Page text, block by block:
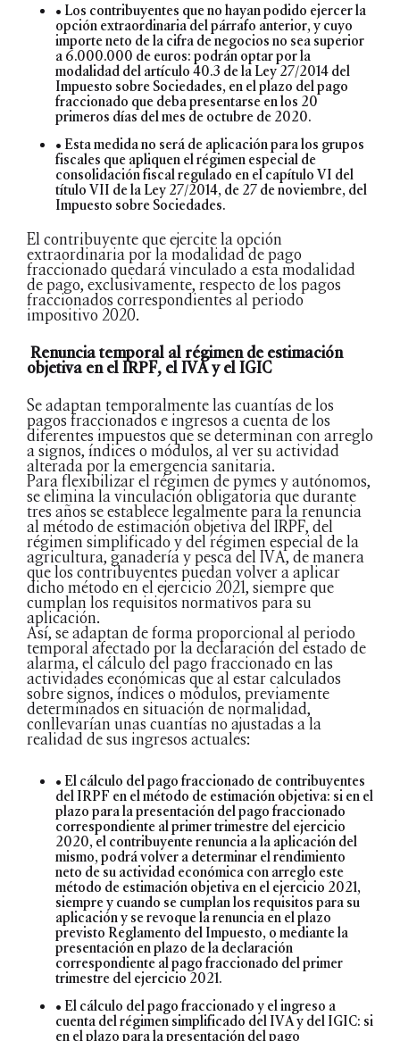
• Los contribuyentes que no hayan podido ejercer la
opción extraordinaria del párrafo anterior, y cuyo
importe neto de la cifra de negocios no sea superior
a 6.000.000 de euros: podrán optar por la
modalidad del artículo 40.3 de la Ley 27/2014 del
Impuesto sobre Sociedades, en el plazo del pago
fraccionado que deba presentarse en los 20
primeros días del mes de octubre de 2020.
• Esta medida no será de aplicación para los grupos
fiscales que apliquen el régimen especial de
consolidación fiscal regulado en el capítulo VI del
título VII de la Ley 27/2014, de 27 de noviembre, del
Impuesto sobre Sociedades.
El contribuyente que ejercite la opción
extraordinaria por la modalidad de pago
fraccionado quedará vinculado a esta modalidad
de pago, exclusivamente, respecto de los pagos
fraccionados correspondientes al periodo
impositivo 2020.
Renuncia temporal al régimen de estimación
objetiva en el IRPF, el IVA y el IGIC
Se adaptan temporalmente las cuantías de los
pagos fraccionados e ingresos a cuenta de los
diferentes impuestos que se determinan con arreglo
a signos, índices o módulos, al ver su actividad
alterada por la emergencia sanitaria.
Para flexibilizar el régimen de pymes y autónomos,
se elimina la vinculación obligatoria que durante
tres años se establece legalmente para la renuncia
al método de estimación objetiva del IRPF, del
régimen simplificado y del régimen especial de la
agricultura, ganadería y pesca del IVA, de manera
que los contribuyentes puedan volver a aplicar
dicho método en el ejercicio 2021, siempre que
cumplan los requisitos normativos para su
aplicación.
Así, se adaptan de forma proporcional al periodo
temporal afectado por la declaración del estado de
alarma, el cálculo del pago fraccionado en las
actividades económicas que al estar calculados
sobre signos, índices o módulos, previamente
determinados en situación de normalidad,
conllevarían unas cuantías no ajustadas a la
realidad de sus ingresos actuales:
• El cálculo del pago fraccionado de contribuyentes
del IRPF en el método de estimación objetiva: si en el
plazo para la presentación del pago fraccionado
correspondiente al primer trimestre del ejercicio
2020, el contribuyente renuncia a la aplicación del
mismo, podrá volver a determinar el rendimiento
neto de su actividad económica con arreglo este
método de estimación objetiva en el ejercicio 2021,
siempre y cuando se cumplan los requisitos para su
aplicación y se revoque la renuncia en el plazo
previsto Reglamento del Impuesto, o mediante la
presentación en plazo de la declaración
correspondiente al pago fraccionado del primer
trimestre del ejercicio 2021.
• El cálculo del pago fraccionado y el ingreso a
cuenta del régimen simplificado del IVA y del IGIC: si
en el plazo para la presentación del pago